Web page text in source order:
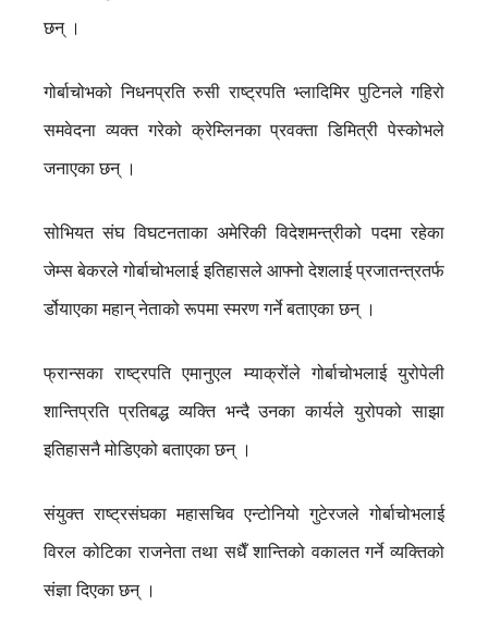
छन् ।
गोर्बाचोभको निधनप्रति रुसी राष्ट्रपति भ्लादिमिर पुटिनले गहिरो
समवेदना व्यक्त गरेको क्रेम्लिनका प्रवक्ता डिमित्री पेस्कोभले
जनाएका छन् ।
सोभियत संघ विघटनताका अमेरिकी विदेशमन्त्रीको पदमा रहेका
जेम्स बेकरले गोर्बाचोभलाई इतिहासले आफ्नो देशलाई प्रजातन्त्रतर्फ
र्डोयाएका महान् नेताको रूपमा स्मरण गर्ने बताएका छन् ।
फ्रान्सका राष्ट्रपति एमानुएल म्याक्रोंले गोर्बाचोभलाई युरोपेली
शान्तिप्रति प्रतिबद्ध व्यक्ति भन्दै उनका कार्यले युरोपको साझा
इतिहासनै मोडिएको बताएका छन् ।
संयुक्त राष्ट्रसंघका महासचिव एन्टोनियो गुटेरजले गोर्बाचोभलाई
विरल कोटिका राजनेता तथा सधैँ शान्तिको वकालत गर्ने व्यक्तिको
संज्ञा दिएका छन् ।